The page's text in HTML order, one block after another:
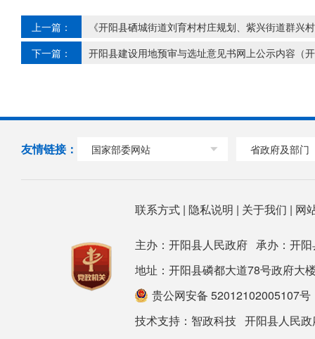
上一篇：
《开阳县硒城街道刘育村村庄规划、紫兴街道群
下一篇：
开阳县建设用地预审与选址意见书网上公示内容（
友情链接： 国家部委网站 省政府及部门
联系方式| 隐私说明 | 关于我们 | 网
主办：开阳县人民政府 承办：开
地址：开阳县磷都大道78号政府
贵公网安备 52012102005107号
技术支持： 智政科技 开阳县人民